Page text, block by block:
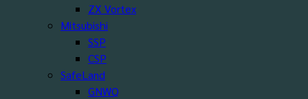
ZX Vortex
Mitsubishi
SSP
CSP
SafeLand
GNWQ